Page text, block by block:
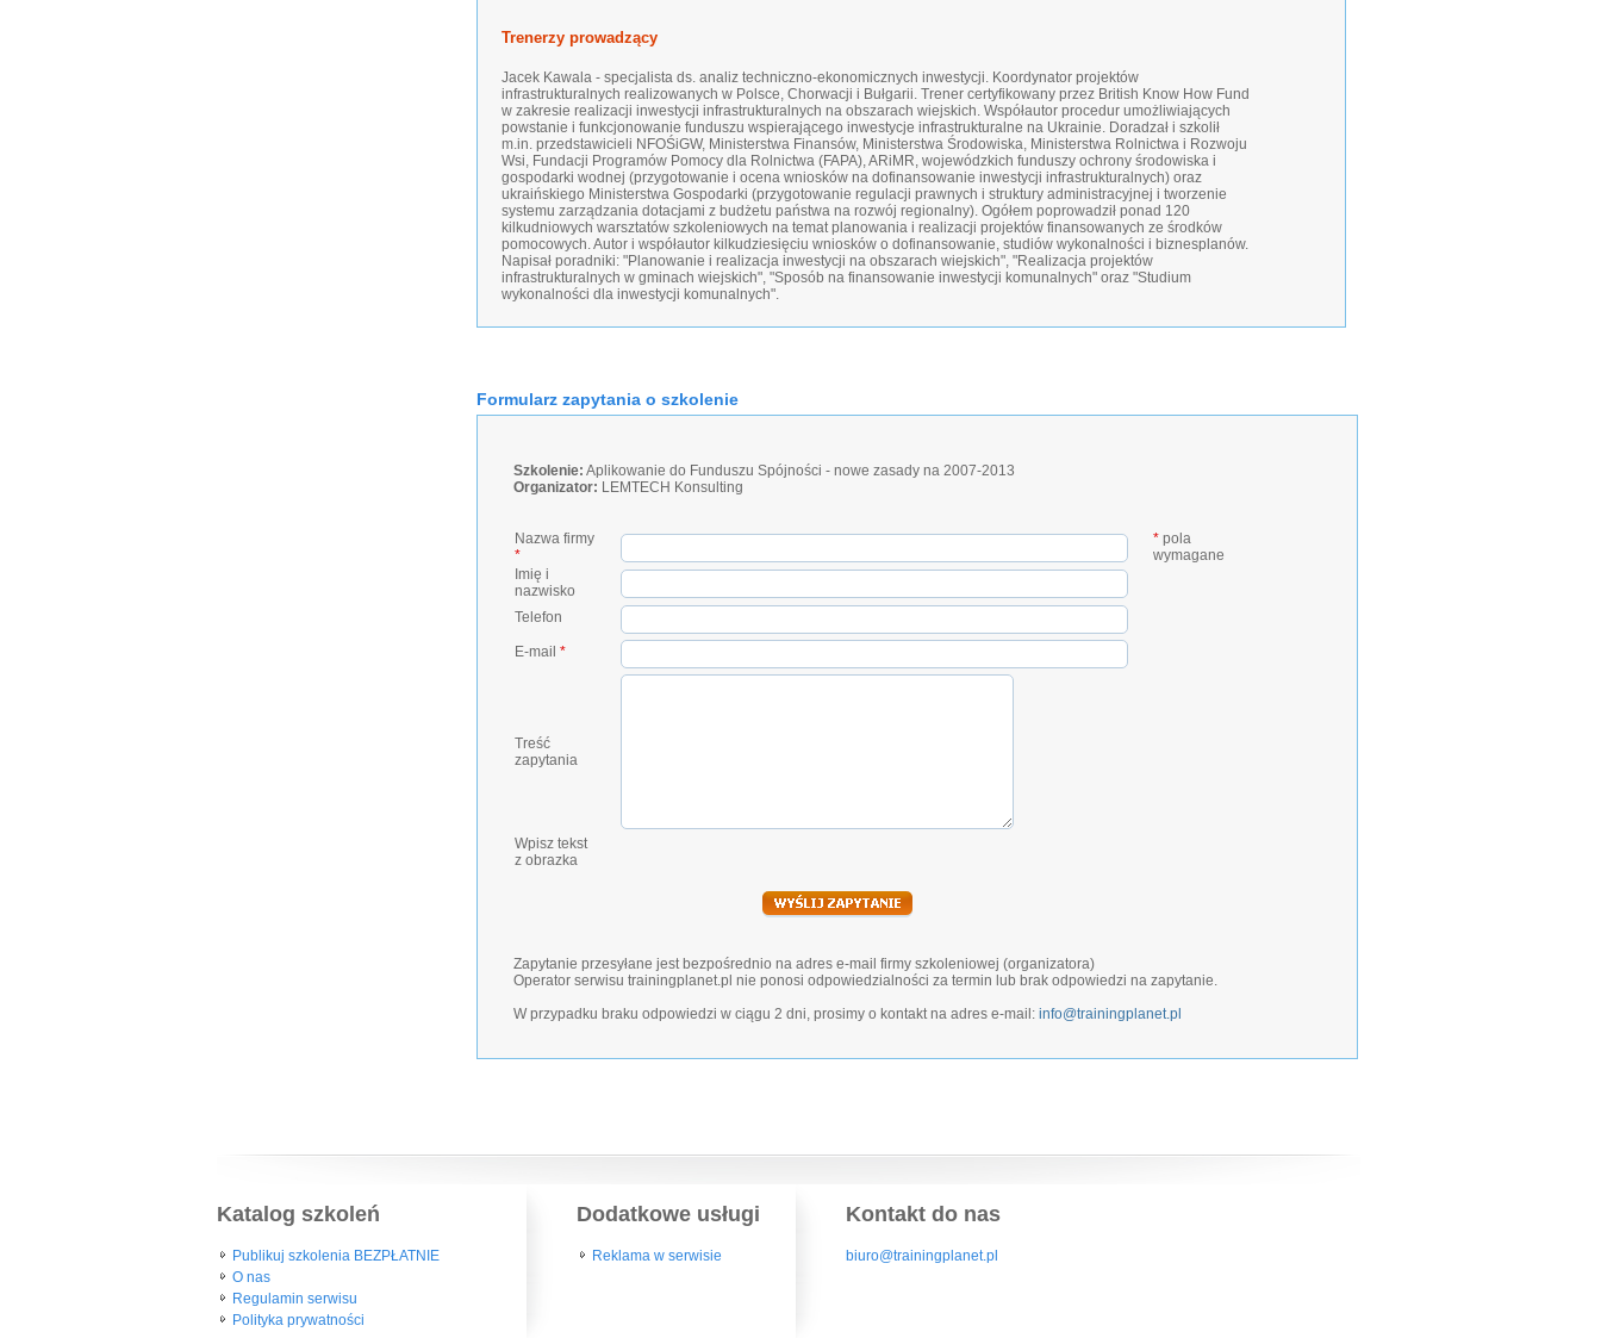
Trenerzy prowadzący
Jacek Kawala - specjalista ds. analiz techniczno-ekonomicznych inwestycji. Koordynator projektów
infrastrukturalnych realizowanych w Polsce, Chorwacji i Bułgarii. Trener certyfikowany przez British Know How Fund
w zakresie realizacji inwestycji infrastrukturalnych na obszarach wiejskich. Współautor procedur umożliwiających
powstanie i funkcjonowanie funduszu wspierającego inwestycje infrastrukturalne na Ukrainie. Doradzał i szkolił
m.in. przedstawicieli NFOŚiGW, Ministerstwa Finansów, Ministerstwa Środowiska, Ministerstwa Rolnictwa i Rozwoju
Wsi, Fundacji Programów Pomocy dla Rolnictwa (FAPA), ARiMR, wojewódzkich funduszy ochrony środowiska i
gospodarki wodnej (przygotowanie i ocena wniosków na dofinansowanie inwestycji infrastrukturalnych) oraz
ukraińskiego Ministerstwa Gospodarki (przygotowanie regulacji prawnych i struktury administracyjnej i tworzenie
systemu zarządzania dotacjami z budżetu państwa na rozwój regionalny). Ogółem poprowadził ponad 120
kilkudniowych warsztatów szkoleniowych na temat planowania i realizacji projektów finansowanych ze środków
pomocowych. Autor i współautor kilkudziesięciu wniosków o dofinansowanie, studiów wykonalności i biznesplanów.
Napisał poradniki: "Planowanie i realizacja inwestycji na obszarach wiejskich", "Realizacja projektów
infrastrukturalnych w gminach wiejskich", "Sposób na finansowanie inwestycji komunalnych" oraz "Studium
wykonalności dla inwestycji komunalnych".
Formularz zapytania o szkolenie
Szkolenie: Aplikowanie do Funduszu Spójności - nowe zasady na 2007-2013
Organizator: LEMTECH Konsulting
Nazwa firmy
*
* pola
wymagane
Imię i
nazwisko
Telefon
E-mail *
Treść
zapytania
Wpisz tekst
z obrazka
Zapytanie przesyłane jest bezpośrednio na adres e-mail firmy szkoleniowej (organizatora)
Operator serwisu trainingplanet.pl nie ponosi odpowiedzialności za termin lub brak odpowiedzi na zapytanie.
W przypadku braku odpowiedzi w ciągu 2 dni, prosimy o kontakt na adres e-mail: info@trainingplanet.pl
Katalog szkoleń
Publikuj szkolenia BEZPŁATNIE
O nas
Regulamin serwisu
Polityka prywatności
Dodatkowe usługi
Reklama w serwisie
Kontakt do nas
biuro@trainingplanet.pl